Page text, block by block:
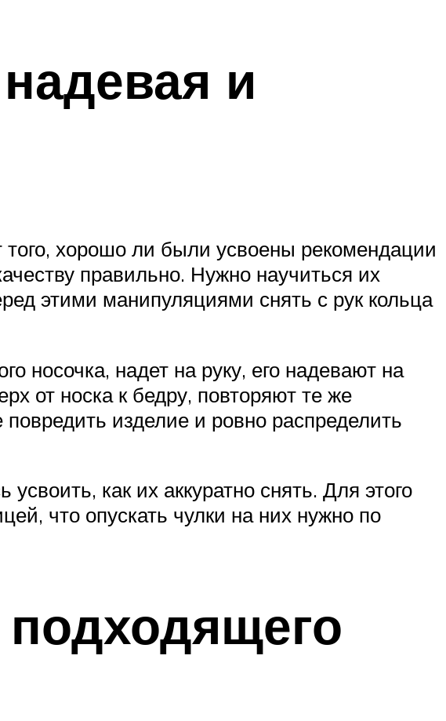
и
того, хорошо ли были усвоены рекомендации
правильно. Нужно научиться их
этими манипуляциями снять с рук кольца
носочка, надет на руку, его надевают на
от носка к бедру, повторяют те же
изделие и ровно распределить
как их аккуратно снять. Для этого
что опускать чулки на них нужно по
подходящего